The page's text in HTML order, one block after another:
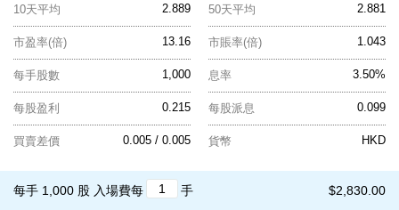
2.889
10天平均 2.881
50天平均
13.16
市盈率(倍) 1.043
市賬率(倍)
1,000
每手股數 3.50%
息率
0.215
每股盈利 0.099
每股派息
0.005 / 0.005
買賣差價 HKD
貨幣
$2,830.00
每手 1,000 股 入場費每 手